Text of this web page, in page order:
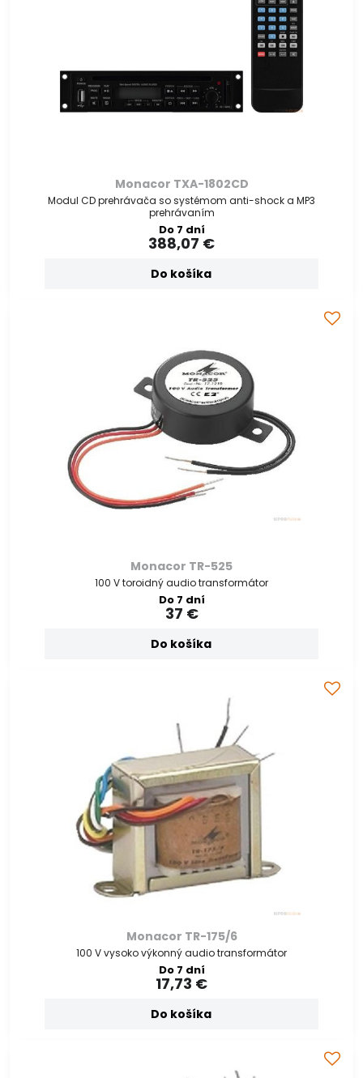
Monacor TXA-1802CD
Modul CD prehrávača so systémom anti-shock a MP3
prehrávaním
Do 7 dní
388,07 €
Do košíka
Monacor TR-525
100 V toroidný audio transformátor
Do 7 dní
37 €
Do košíka
Monacor TR-175/6
100 V vysoko výkonný audio transformátor
Do 7 dní
17,73 €
Do košíka